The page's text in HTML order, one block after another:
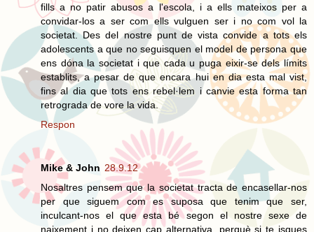
fills a no patir abusos a l'escola, i a ells mateixos per a
convidar-los a ser com ells vulguen ser i no com vol la
societat. Des del nostre punt de vista convide a tots els
adolescents a que no seguisquen el model de persona que
ens dóna la societat i que cada u puga eixir-se dels límits
establits, a pesar de que encara hui en dia esta mal vist,
fins al dia que tots ens rebel·lem i canvie esta forma tan
retrograda de vore la vida.
Respon
Mike & John 28.9.12
Nosaltres pensem que la societat tracta de encasellar-nos
per que siguem com es suposa que tenim que ser,
inculcant-nos el que esta bé segon el nostre sexe de
naixement i no deixen cap alternativa, perquè si te isques